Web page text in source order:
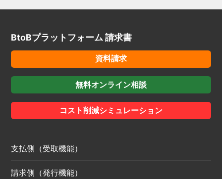
BtoBプラットフォーム 請求書
資料請求
無料オンライン相談
コスト削減シミュレーション
支払側（受取機能）
請求側（発行機能）